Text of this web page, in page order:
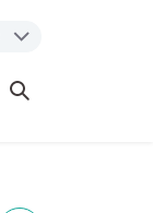
Suche
öffnen